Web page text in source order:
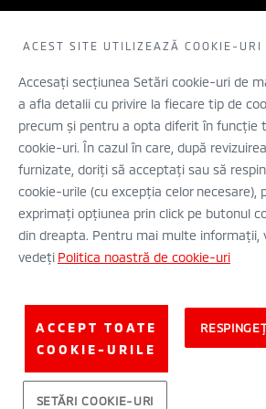
Electric
Concept cars
Stiri
Solicita un TEST DRIVE
Retea dealeri
Descarca o brosura
Configurator
Legal si Protectia Datelor cu Caracter
Termeni si conditii
A.N.P.C.
Eticheta Europeana a Anvelopelor
Solutionarea alternativa a litigiilor
Solutionarea online a litigiilor
ACEST SITE UTILIZEAZĂ COOKIE-URI
Accesați secțiunea Setări cookie-uri de
a afla detalii cu privire la fiecare tip de
precum și pentru a opta diferit în funcție
cookie-uri. În cazul în care, după
furnizate, doriți să acceptați sau să
cookie-urile (cu excepția celor necesare),
exprimați opțiunea prin click pe butonul
din dreapta. Pentru mai multe informații,
vedeți Politica noastră de cookie-uri
ACCEPT TOATE
COOKIE-URILE
SETĂRI COOKIE-URI